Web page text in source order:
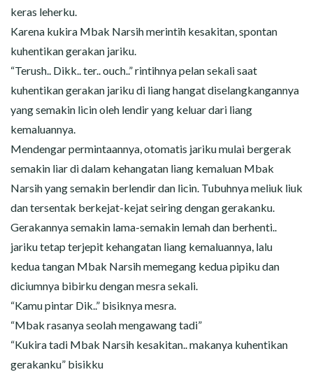
keras leherku.
Karena kukira Mbak Narsih merintih kesakitan, spontan
kuhentikan gerakan jariku.
“Terush.. Dikk.. ter.. ouch..” rintihnya pelan sekali saat
kuhentikan gerakan jariku di liang hangat diselangkangannya
yang semakin licin oleh lendir yang keluar dari liang
kemaluannya.
Mendengar permintaannya, otomatis jariku mulai bergerak
semakin liar di dalam kehangatan liang kemaluan Mbak
Narsih yang semakin berlendir dan licin. Tubuhnya meliuk liuk
dan tersentak berkejat-kejat seiring dengan gerakanku.
Gerakannya semakin lama-semakin lemah dan berhenti..
jariku tetap terjepit kehangatan liang kemaluannya, lalu
kedua tangan Mbak Narsih memegang kedua pipiku dan
diciumnya bibirku dengan mesra sekali.
“Kamu pintar Dik..” bisiknya mesra.
“Mbak rasanya seolah mengawang tadi”
“Kukira tadi Mbak Narsih kesakitan.. makanya kuhentikan
gerakanku” bisikku